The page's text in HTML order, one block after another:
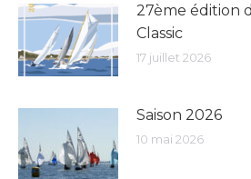
27ème édition
Classic
17 juillet 2026
Saison 2026
10 mai 2026